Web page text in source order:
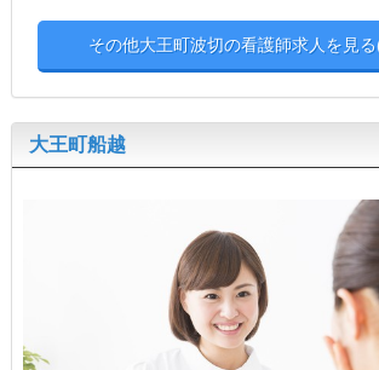
その他大王町波切の看護師求人を見
大王町船越